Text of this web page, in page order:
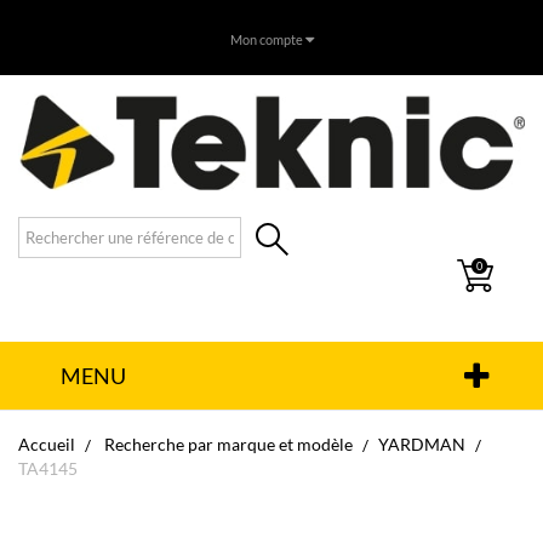
Mon compte
0
MENU
Accueil Recherche par marque et modèle
YARDMAN
TA4145